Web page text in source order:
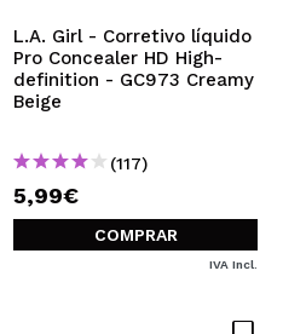
L.A. Girl - Corretivo líquido
Pro Concealer HD High-
definition - GC973 Creamy
Beige
(117)
5,99€
COMPRAR
IVA Incl.